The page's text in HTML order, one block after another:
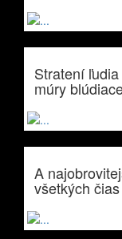
Stratení
múry
A
všetkých